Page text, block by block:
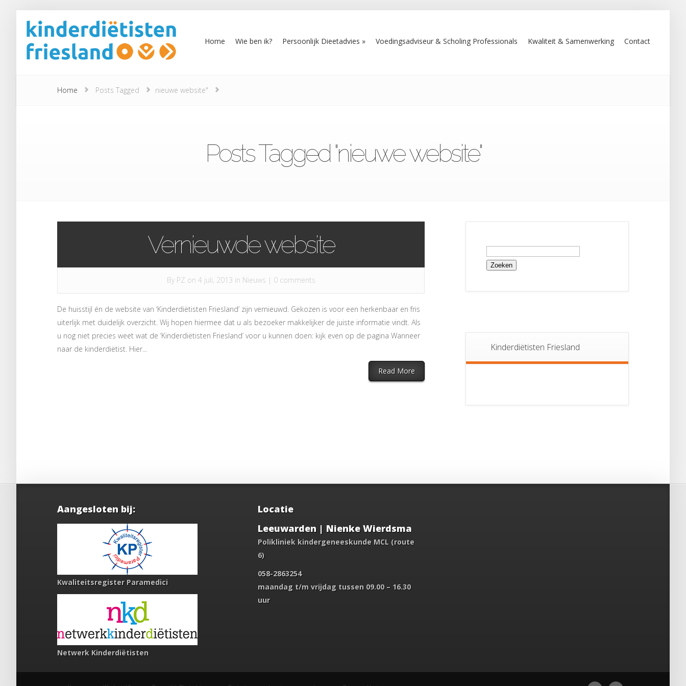
Home Wie ben ik? Persoonlijk Dieetadvies Voedingsadviseur & Scholing Professionals Kwaliteit & Samenwerking Contact
Home Posts Tagged nieuwe website"
Posts Tagged "nieuwe website"
Vernieuwde website
By PZ on 4 juli, 2013 in Nieuws | 0 comments
De huisstijl én de website van ‘Kinderdiëtisten Friesland’ zijn vernieuwd. Gekozen is voor een herkenbaar en fris
uiterlijk met duidelijk overzicht. Wij hopen hiermee dat u als bezoeker makkelijker de juiste informatie vindt. Als
u nog niet precies weet wat de ‘Kinderdiëtisten Friesland’ voor u kunnen doen: kijk even op de pagina Wanneer
naar de kinderdiëtist. Hier...
Read More
Zoeken
Kinderdiëtisten Friesland
Aangesloten bij:
Kwaliteitsregister Paramedici
Netwerk Kinderdiëtisten
Locatie
Leeuwarden | Nienke Wierdsma
Polikliniek kindergeneeskunde MCL (route
6)
058-2863254
maandag t/m vrijdag tussen 09.00 – 16.30
uur